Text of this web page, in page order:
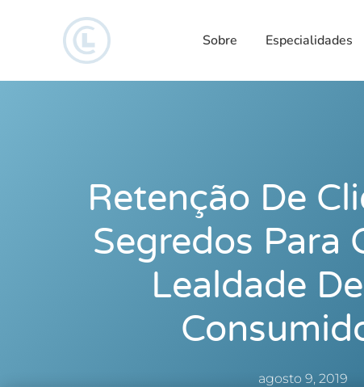
Sobre Especialidades
Retenção De
Segredos Para
Lealdade
agosto 9, 2019